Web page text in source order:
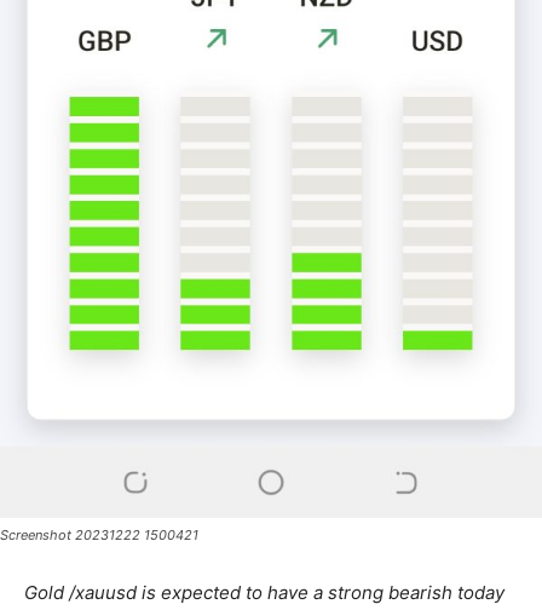
Screenshot 20231222 1500421
Gold /xauusd is expected to have a strong bearish today